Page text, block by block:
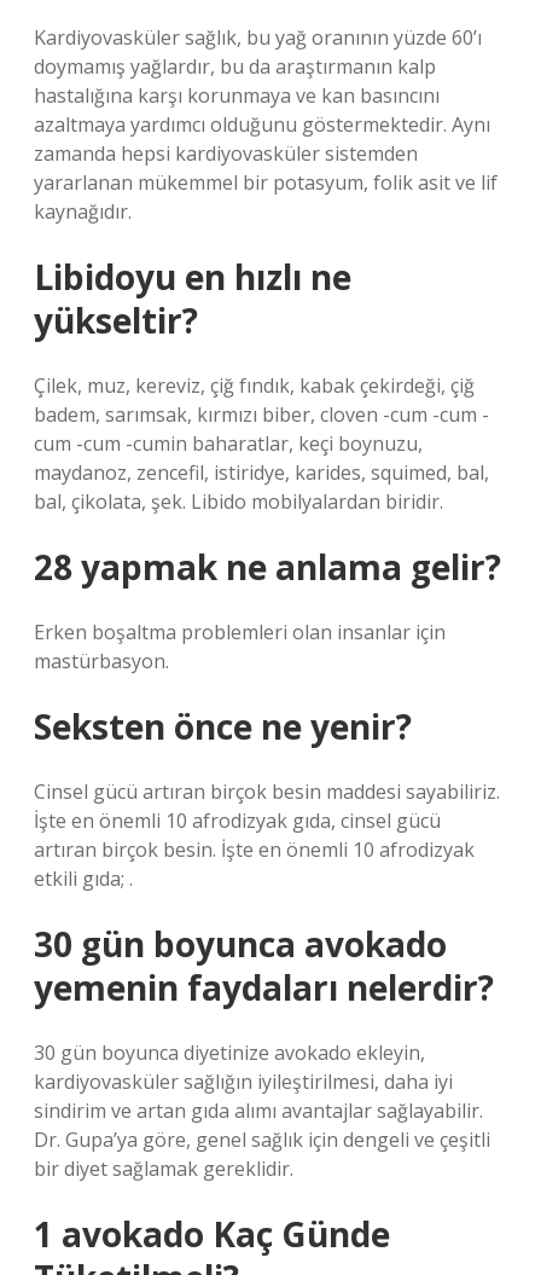
Kardiyovasküler sağlık, bu yağ oranının yüzde 60’ı
doymamış yağlardır, bu da araştırmanın kalp
hastalığına karşı korunmaya ve kan basıncını
azaltmaya yardımcı olduğunu göstermektedir. Aynı
zamanda hepsi kardiyovasküler sistemden
yararlanan mükemmel bir potasyum, folik asit ve lif
kaynağıdır.
Libidoyu en hızlı ne
yükseltir?
Çilek, muz, kereviz, çiğ fındık, kabak çekirdeği, çiğ
badem, sarımsak, kırmızı biber, cloven -cum -cum -
cum -cum -cumin baharatlar, keçi boynuzu,
maydanoz, zencefil, istiridye, karides, squimed, bal,
bal, çikolata, şek. Libido mobilyalardan biridir.
28 yapmak ne anlama gelir?
Erken boşaltma problemleri olan insanlar için
mastürbasyon.
Seksten önce ne yenir?
Cinsel gücü artıran birçok besin maddesi sayabiliriz.
İşte en önemli 10 afrodizyak gıda, cinsel gücü
artıran birçok besin. İşte en önemli 10 afrodizyak
etkili gıda; .
30 gün boyunca avokado
yemenin faydaları nelerdir?
30 gün boyunca diyetinize avokado ekleyin,
kardiyovasküler sağlığın iyileştirilmesi, daha iyi
sindirim ve artan gıda alımı avantajlar sağlayabilir.
Dr. Gupa’ya göre, genel sağlık için dengeli ve çeşitli
bir diyet sağlamak gereklidir.
1 avokado Kaç Günde